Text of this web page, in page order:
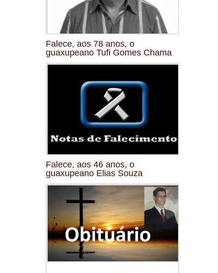
Falece, aos 78 anos, o
guaxupeano Tufi Gomes Chama
Falece, aos 46 anos, o
guaxupeano Elias Souza